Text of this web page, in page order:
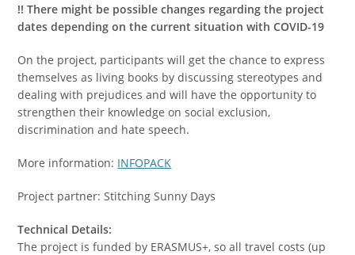
!! There might be possible changes regarding the project
dates depending on the current situation with COVID-19
On the project, participants will get the chance to express
themselves as living books by discussing stereotypes and
dealing with prejudices and will have the opportunity to
strengthen their knowledge on social exclusion,
discrimination and hate speech.
More information: INFOPACK
Project partner: Stitching Sunny Days
Technical Details:
The project is funded by ERASMUS+, so all travel costs (up